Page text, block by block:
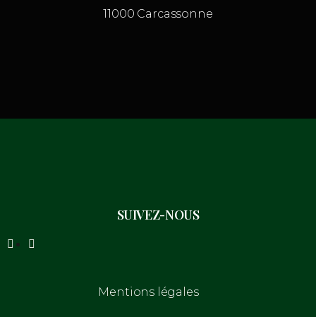
11000 Carcassonne
SUIVEZ-NOUS
Mentions légales